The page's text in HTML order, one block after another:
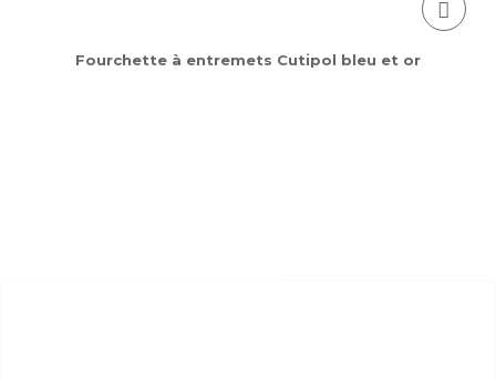
Fourchette à entremets Cutipol bleu et or